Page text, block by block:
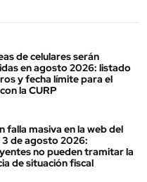
de celulares serán
en agosto 2026: listado
y fecha límite para el
la CURP
falla masiva en la web del
3 de agosto 2026:
no pueden tramitar la
de situación fiscal